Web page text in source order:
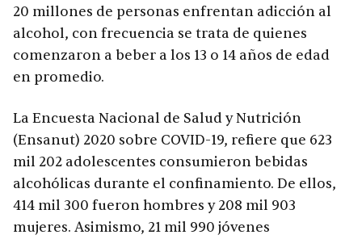
20 millones de personas enfrentan adicción al
alcohol, con frecuencia se trata de quienes
comenzaron a beber a los 13 o 14 años de edad
en promedio.
La Encuesta Nacional de Salud y Nutrición
(Ensanut) 2020 sobre COVID-19, refiere que 623
mil 202 adolescentes consumieron bebidas
alcohólicas durante el confinamiento. De ellos,
414 mil 300 fueron hombres y 208 mil 903
mujeres. Asimismo, 21 mil 990 jóvenes